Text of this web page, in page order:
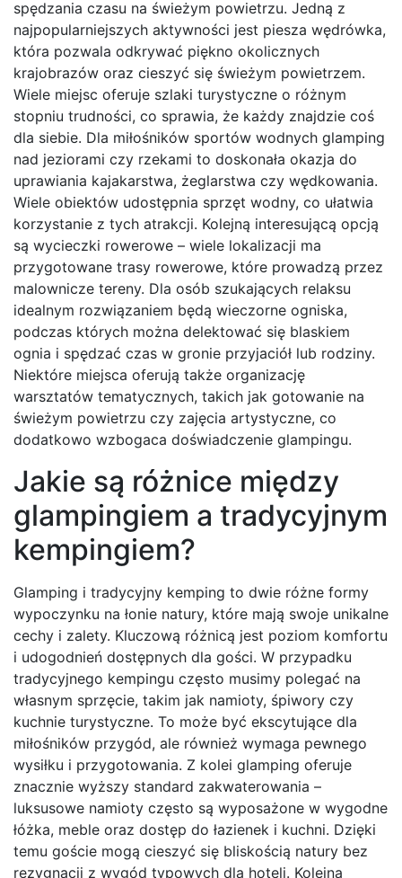
spędzania czasu na świeżym powietrzu. Jedną z
najpopularniejszych aktywności jest piesza wędrówka,
która pozwala odkrywać piękno okolicznych
krajobrazów oraz cieszyć się świeżym powietrzem.
Wiele miejsc oferuje szlaki turystyczne o różnym
stopniu trudności, co sprawia, że każdy znajdzie coś
dla siebie. Dla miłośników sportów wodnych glamping
nad jeziorami czy rzekami to doskonała okazja do
uprawiania kajakarstwa, żeglarstwa czy wędkowania.
Wiele obiektów udostępnia sprzęt wodny, co ułatwia
korzystanie z tych atrakcji. Kolejną interesującą opcją
są wycieczki rowerowe – wiele lokalizacji ma
przygotowane trasy rowerowe, które prowadzą przez
malownicze tereny. Dla osób szukających relaksu
idealnym rozwiązaniem będą wieczorne ogniska,
podczas których można delektować się blaskiem
ognia i spędzać czas w gronie przyjaciół lub rodziny.
Niektóre miejsca oferują także organizację
warsztatów tematycznych, takich jak gotowanie na
świeżym powietrzu czy zajęcia artystyczne, co
dodatkowo wzbogaca doświadczenie glampingu.
Jakie są różnice między
glampingiem a tradycyjnym
kempingiem?
Glamping i tradycyjny kemping to dwie różne formy
wypoczynku na łonie natury, które mają swoje unikalne
cechy i zalety. Kluczową różnicą jest poziom komfortu
i udogodnień dostępnych dla gości. W przypadku
tradycyjnego kempingu często musimy polegać na
własnym sprzęcie, takim jak namioty, śpiwory czy
kuchnie turystyczne. To może być ekscytujące dla
miłośników przygód, ale również wymaga pewnego
wysiłku i przygotowania. Z kolei glamping oferuje
znacznie wyższy standard zakwaterowania –
luksusowe namioty często są wyposażone w wygodne
łóżka, meble oraz dostęp do łazienek i kuchni. Dzięki
temu goście mogą cieszyć się bliskością natury bez
rezygnacji z wygód typowych dla hoteli. Kolejną